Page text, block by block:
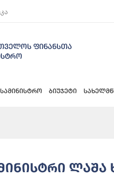
ფინანსთა
სამინისტრო ბიუჯეტი